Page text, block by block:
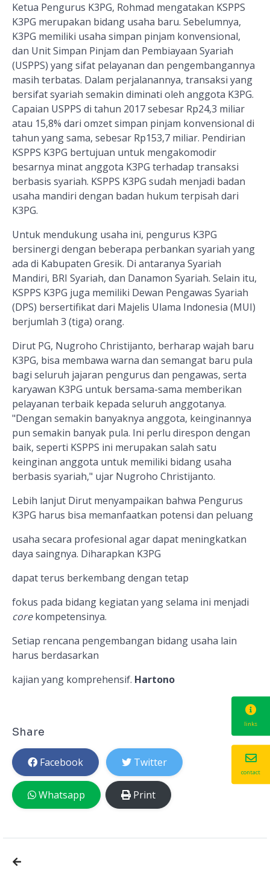
Ketua Pengurus K3PG, Rohmad mengatakan KSPPS
K3PG merupakan bidang usaha baru. Sebelumnya,
K3PG memiliki usaha simpan pinjam konvensional,
dan Unit Simpan Pinjam dan Pembiayaan Syariah
(USPPS) yang sifat pelayanan dan pengembangannya
masih terbatas. Dalam perjalanannya, transaksi yang
bersifat syariah semakin diminati oleh anggota K3PG.
Capaian USPPS di tahun 2017 sebesar Rp24,3 miliar
atau 15,8% dari omzet simpan pinjam konvensional di
tahun yang sama, sebesar Rp153,7 miliar. Pendirian
KSPPS K3PG bertujuan untuk mengakomodir
besarnya minat anggota K3PG terhadap transaksi
berbasis syariah. KSPPS K3PG sudah menjadi badan
usaha mandiri dengan badan hukum terpisah dari
K3PG.
Untuk mendukung usaha ini, pengurus K3PG
bersinergi dengan beberapa perbankan syariah yang
ada di Kabupaten Gresik. Di antaranya Syariah
Mandiri, BRI Syariah, dan Danamon Syariah. Selain itu,
KSPPS K3PG juga memiliki Dewan Pengawas Syariah
(DPS) bersertifikat dari Majelis Ulama Indonesia (MUI)
berjumlah 3 (tiga) orang.
Dirut PG, Nugroho Christijanto, berharap wajah baru
K3PG, bisa membawa warna dan semangat baru pula
bagi seluruh jajaran pengurus dan pengawas, serta
karyawan K3PG untuk bersama-sama memberikan
pelayanan terbaik kepada seluruh anggotanya.
"Dengan semakin banyaknya anggota, keinginannya
pun semakin banyak pula. Ini perlu direspon dengan
baik, seperti KSPPS ini merupakan salah satu
keinginan anggota untuk memiliki bidang usaha
berbasis syariah," ujar Nugroho Christijanto.
Lebih lanjut Dirut menyampaikan bahwa Pengurus
K3PG harus bisa memanfaatkan potensi dan peluang
usaha secara profesional agar dapat meningkatkan
daya saingnya. Diharapkan K3PG
dapat terus berkembang dengan tetap
fokus pada bidang kegiatan yang selama ini menjadi
corekompetensinya.
Setiap rencana pengembangan bidang usaha lain
harus berdasarkan
kajian yang komprehensif. Hartono
Share
Facebook Twitter
Whatsapp Print
links
contact